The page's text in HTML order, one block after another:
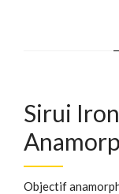
Sirui
Objectif